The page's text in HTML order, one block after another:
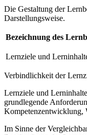
Die Gestaltung der
Darstellungsweise.
Bezeichnung des
Lernziele und
Verbindlichkeit der
Lernziele und
grundlegende
Kompetenzentwicklung,
Im Sinne der